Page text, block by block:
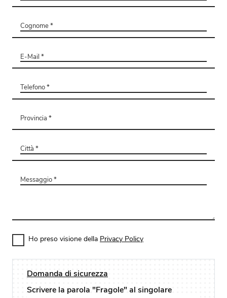
Ho preso visione della Privacy Policy
Domanda di sicurezza
Scrivere la parola "Fragole" al singolare